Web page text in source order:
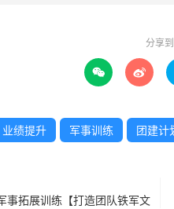
分享到
 
业绩提升 军事训练 团建计
事拓展训练【打造团队铁军文